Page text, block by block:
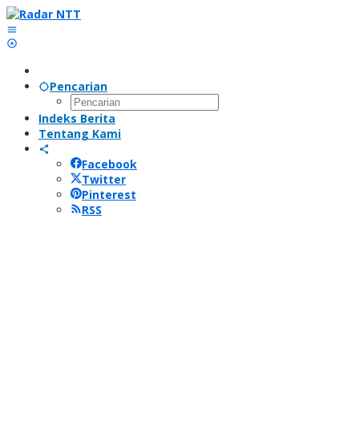
Lewati
ke
konten
Pencarian
Indeks Berita
Tentang Kami
Facebook
Twitter
Pinterest
RSS